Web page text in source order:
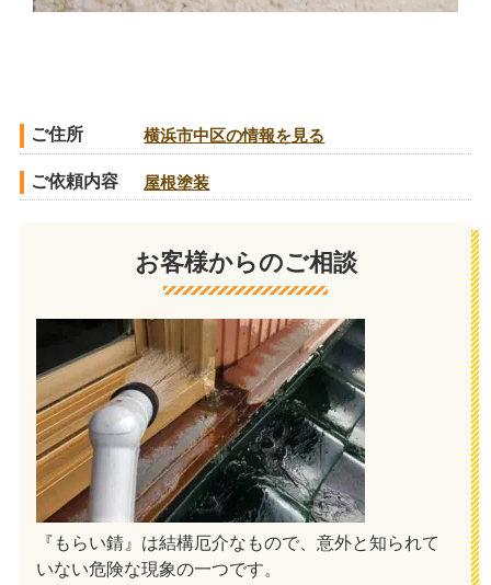
ご住所 横浜市中区の情報を見る
ご依頼内容 屋根塗装
お客様からのご相談
『もらい錆』は結構厄介なもので、意外と知られて
いない危険な現象の一つです。